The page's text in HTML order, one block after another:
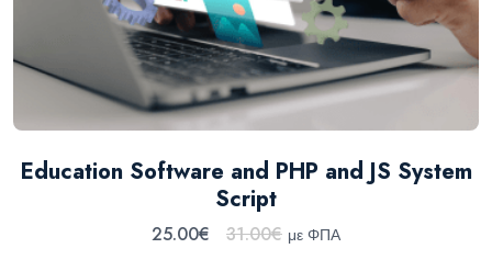
Education Software and PHP and JS System
Script
25.00€ 31.00€ με ΦΠΑ